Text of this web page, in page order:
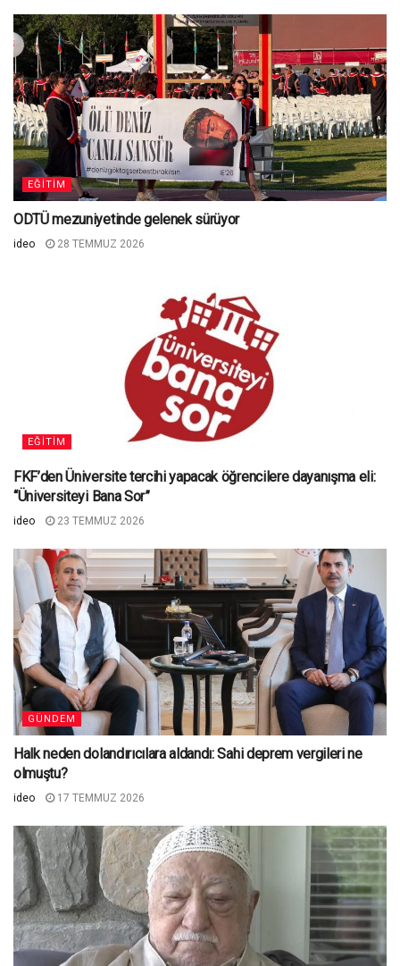
EĞITIM
ODTÜ mezuniyetinde gelenek sürüyor
ideo 28 TEMMUZ 2026
EĞITIM
FKF’den Üniversite tercihi yapacak öğrencilere dayanışma eli:
“Üniversiteyi Bana Sor”
ideo 23 TEMMUZ 2026
GÜNDEM
Halk neden dolandırıcılara aldandı: Sahi deprem vergileri ne
olmuştu?
ideo 17 TEMMUZ 2026